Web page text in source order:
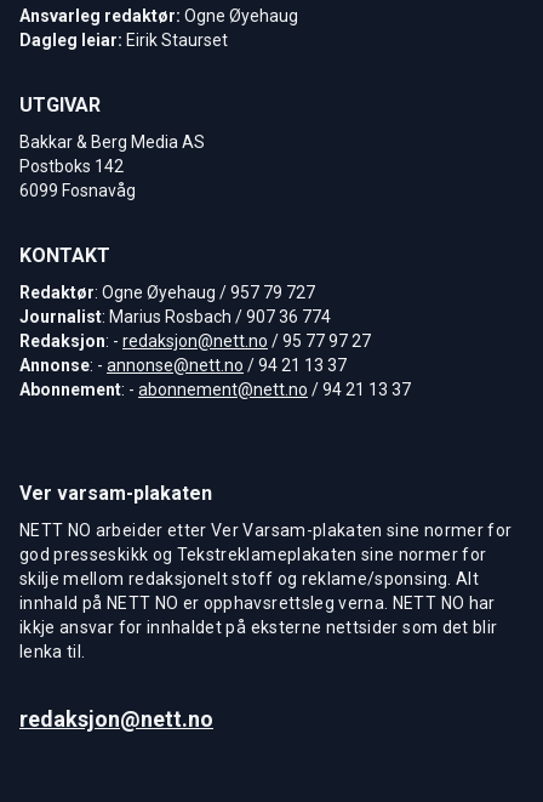
Ansvarleg redaktør: Ogne Øyehaug
Dagleg leiar: Eirik Staurset
UTGIVAR
Bakkar & Berg Media AS
Postboks 142
6099 Fosnavåg
KONTAKT
Redaktør: Ogne Øyehaug / 957 79 727
Journalist: Marius Rosbach / 907 36 774
Redaksjon: - redaksjon@nett.no / 95 77 97 27
Annonse: - annonse@nett.no / 94 21 13 37
Abonnement: - abonnement@nett.no / 94 21 13 37
Ver varsam-plakaten
NETT NO arbeider etter Ver Varsam-plakaten sine normer for
god presseskikk og Tekstreklameplakaten sine normer for
skilje mellom redaksjonelt stoff og reklame/sponsing. Alt
innhald på NETT NO er opphavsrettsleg verna. NETT NO har
ikkje ansvar for innhaldet på eksterne nettsider som det blir
lenka til.
redaksjon@nett.no